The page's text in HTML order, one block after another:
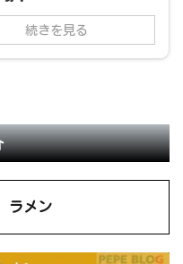
続きを見る
ラメン